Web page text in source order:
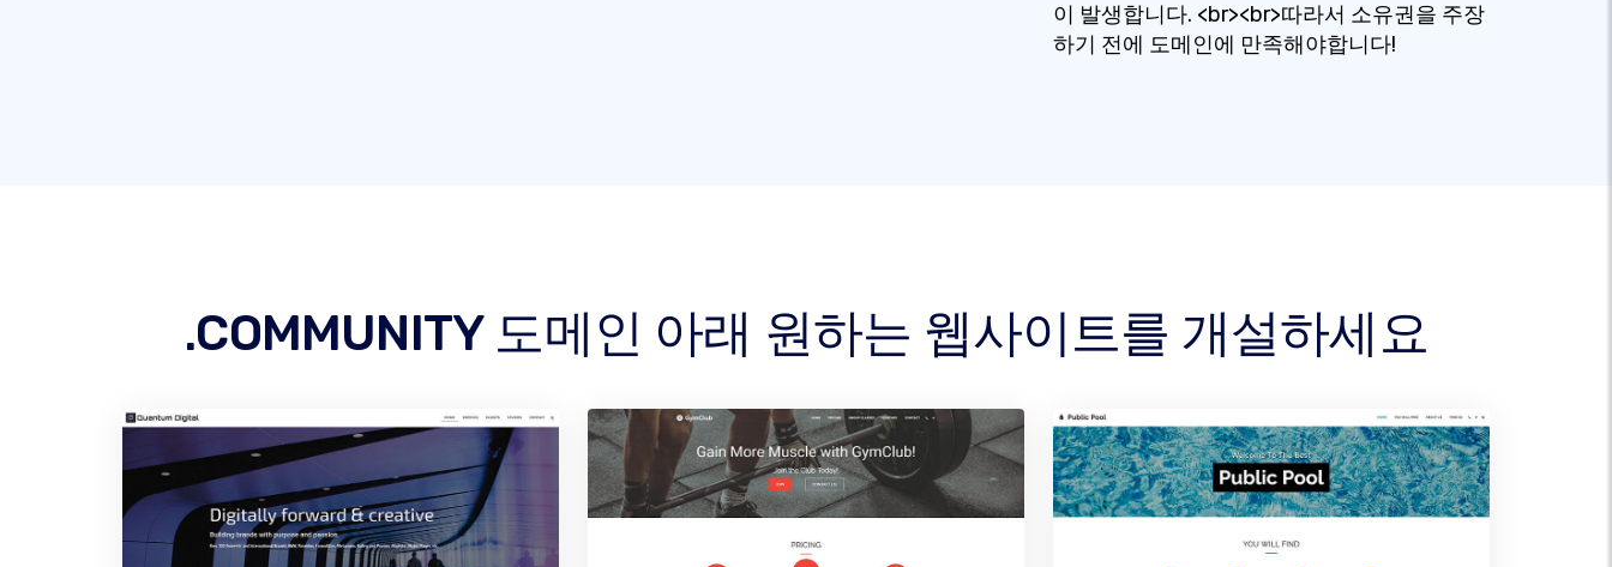
이 발생합니다. <br><br>따라서 소유권을 주장
하기 전에 도메인에 만족해야합니다!
.COMMUNITY 도메인 아래 원하는 웹사이트를 개설하세요